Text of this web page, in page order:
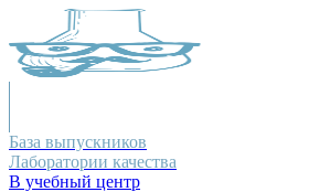
База выпускников
Лаборатории качества
В учебный центр